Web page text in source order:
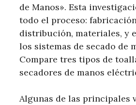
de Manos». Esta
todo el proceso:
distribución, materiales, y
los sistemas de secado de
Compare tres tipos de
secadores de manos
Algunas de las principales